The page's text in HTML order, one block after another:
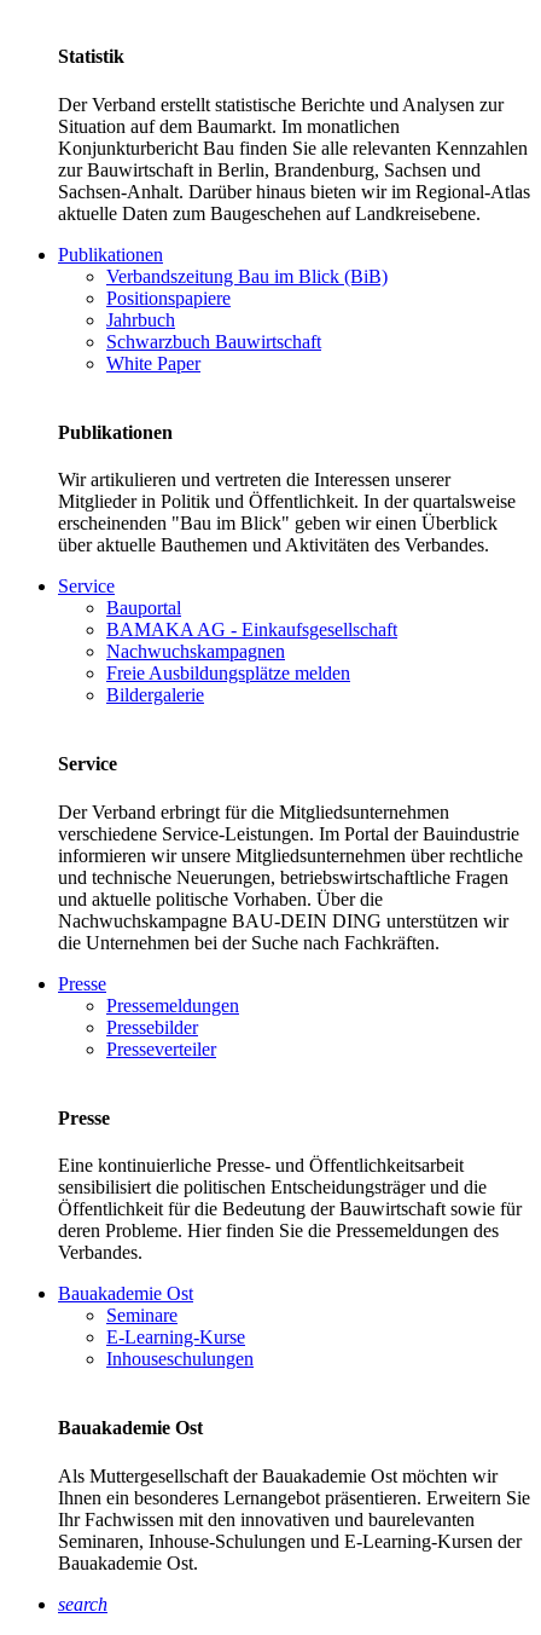
Statistik
Der Verband erstellt statistische Berichte und Analysen zur
Situation auf dem Baumarkt. Im monatlichen
Konjunkturbericht Bau finden Sie alle relevanten Kennzahlen
zur Bauwirtschaft in Berlin, Brandenburg, Sachsen und
Sachsen-Anhalt. Darüber hinaus bieten wir im Regional-Atlas
aktuelle Daten zum Baugeschehen auf Landkreisebene.
Publikationen
Verbandszeitung Bau im Blick (BiB)
Positionspapiere
Jahrbuch
Schwarzbuch Bauwirtschaft
White Paper
Publikationen
Wir artikulieren und vertreten die Interessen unserer
Mitglieder in Politik und Öffentlichkeit. In der quartalsweise
erscheinenden "Bau im Blick" geben wir einen Überblick
über aktuelle Bauthemen und Aktivitäten des Verbandes.
Service
Bauportal
BAMAKA AG - Einkaufsgesellschaft
Nachwuchskampagnen
Freie Ausbildungsplätze melden
Bildergalerie
Service
Der Verband erbringt für die Mitgliedsunternehmen
verschiedene Service-Leistungen. Im Portal der Bauindustrie
informieren wir unsere Mitgliedsunternehmen über rechtliche
und technische Neuerungen, betriebswirtschaftliche Fragen
und aktuelle politische Vorhaben. Über die
Nachwuchskampagne BAU-DEIN DING unterstützen wir
die Unternehmen bei der Suche nach Fachkräften.
Presse
Pressemeldungen
Pressebilder
Presseverteiler
Presse
Eine kontinuierliche Presse- und Öffentlichkeitsarbeit
sensibilisiert die politischen Entscheidungsträger und die
Öffentlichkeit für die Bedeutung der Bauwirtschaft sowie für
deren Probleme. Hier finden Sie die Pressemeldungen des
Verbandes.
Bauakademie Ost
Seminare
E-Learning-Kurse
Inhouseschulungen
Bauakademie Ost
Als Muttergesellschaft der Bauakademie Ost möchten wir
Ihnen ein besonderes Lernangebot präsentieren. Erweitern Sie
Ihr Fachwissen mit den innovativen und baurelevanten
Seminaren, Inhouse-Schulungen und E-Learning-Kursen der
Bauakademie Ost.
search